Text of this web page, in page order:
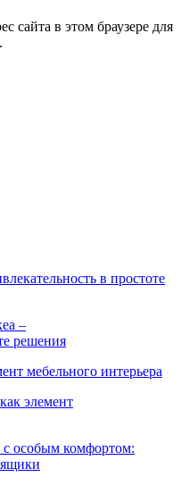
сайта в этом браузере для
в простоте
мебельного интерьера
особым комфортом: